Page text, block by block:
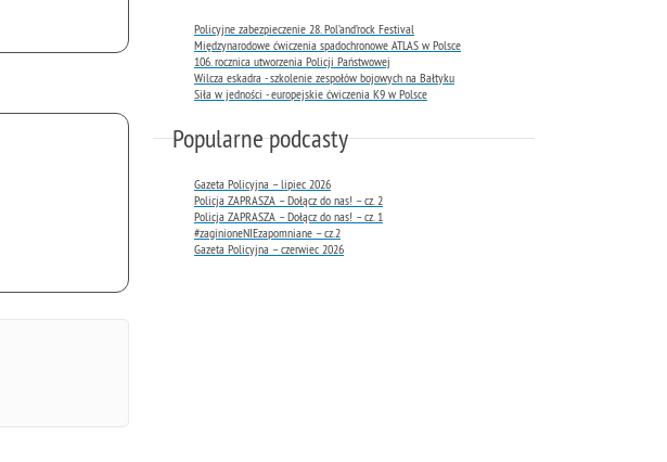
Policyjne zabezpieczenie 28. Pol’and’rock Festival
Międzynarodowe ćwiczenia spadochronowe ATLAS w Polsce
106. rocznica utworzenia Policji Państwowej
Wilcza eskadra - szkolenie zespołów bojowych na Bałtyku
Siła w jedności - europejskie ćwiczenia K9 w Polsce
Popularne podcasty
Gazeta Policyjna – lipiec 2026
Policja ZAPRASZA – Dołącz do nas! – cz. 2
Policja ZAPRASZA – Dołącz do nas! – cz. 1
#zaginioneNIEzapomniane – cz.2
Gazeta Policyjna – czerwiec 2026